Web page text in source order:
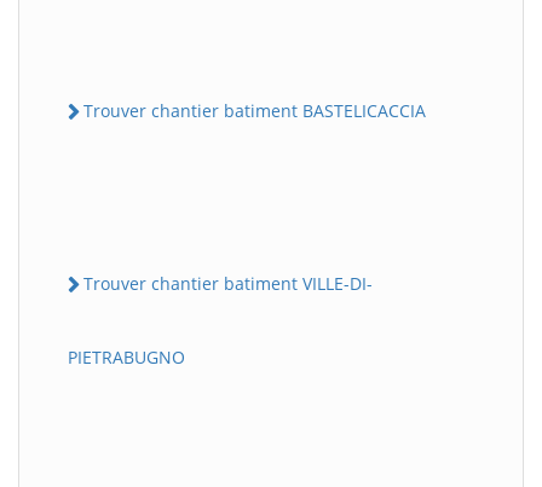
Trouver chantier batiment BASTELICACCIA
Trouver chantier batiment VILLE-DI-
PIETRABUGNO